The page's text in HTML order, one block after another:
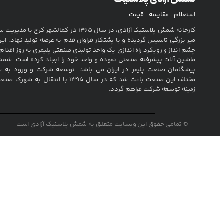
استعلام ، مقایسه ، قیمت
کارخانه شمش پلاستیک آزادی، در سال 1365 در کمالشهر
میر بزرگی تاسیس گردیده و با پشتکار فراوان قدم به عرصه تولید نهاد.
چشم انداز و رویکرد راه اندازی یک واحد تولیدی صنعتی پلیمری به روز
ماشین آلات پیشرفته صنعتی نموده و واحد خود را ایجاد کرده است.
پیشگامان صنعت پلیمر در ایران می باشد. توسعه شرکت و ورود به
مختلف این صنعت باعث شد که در سال 1395 با انتقال
زمینه توسعه شرکت فراهم گردد.
© تمامی حقوق این وبسایت متعلق به شمش پلاستیک آزادی است